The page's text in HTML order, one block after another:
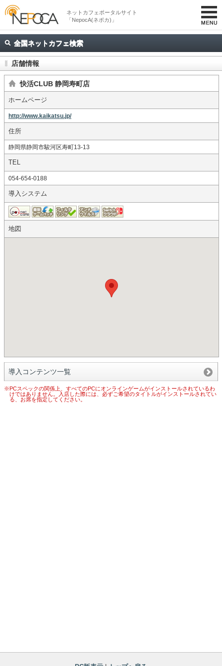
ネットカフェポータルサイト
「NepocA(ネポカ)」
全国ネットカフェ検索
店舗情報
快活CLUB 静岡寿町店
ホームページ
http://www.kaikatsu.jp/
住所
静岡県静岡市駿河区寿町13-13
TEL
054-654-0188
導入システム
地図
導入コンテンツ一覧
※PCスペックの関係上、すべてのPCにオンラインゲームがインストールされているわ
けではありません。入店した際には、必ずご希望のタイトルがインストールされてい
る、お席を指定してください。